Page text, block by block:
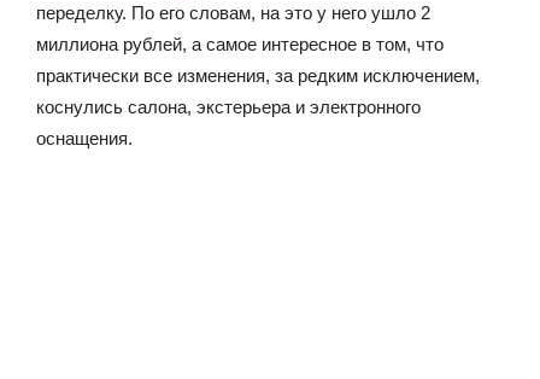
переделку. По его словам, на это у него ушло 2
миллиона рублей, а самое интересное в том, что
практически все изменения, за редким исключением,
коснулись салона, экстерьера и электронного
оснащения.